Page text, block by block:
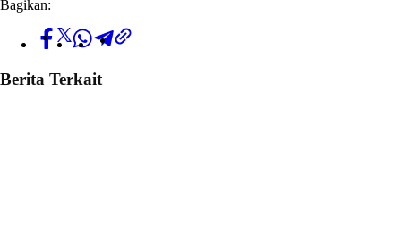
Bagikan:
Berita Terkait